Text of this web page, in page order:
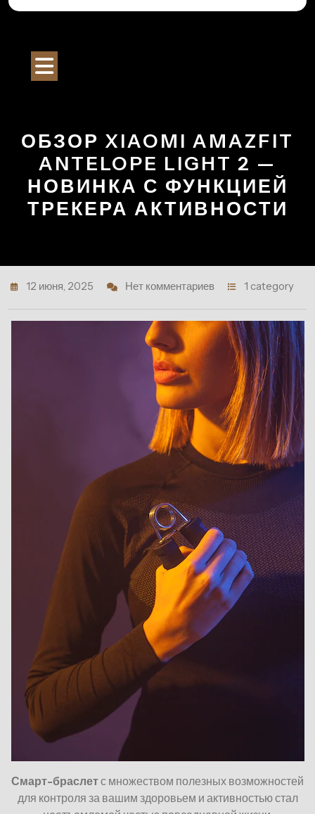
Перейти
ОБЗОР XIAOMI AMAZFIT
ANTELOPE LIGHT 2 —
НОВИНКА С ФУНКЦИЕЙ
ТРЕКЕРА АКТИВНОСТИ
12 июня, 2025 Нет комментариев 1 category
Смарт-браслетс множеством полезных возможностей
для контроля за вашим здоровьем и активностью стал